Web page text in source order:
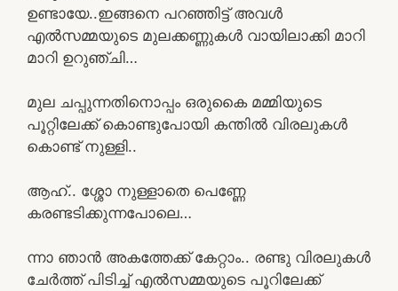
ഉണ്ടായേ..ഇങ്ങനെ പറഞ്ഞിട്ട് അവൾ
എൽസമ്മയുടെ മുലക്കണ്ണുകൾ വായിലാക്കി മാറി
മാറി ഉറുഞ്ചി…
മുല ചപ്പുന്നതിനൊപ്പം ഒരുകൈ മമ്മിയുടെ
പൂറ്റിലേക്ക് കൊണ്ടുപോയി കന്തിൽ വിരലുകൾ
കൊണ്ട് നുള്ളി..
ആഹ്.. ശ്ശോ നുള്ളാതെ പെണ്ണേ
കരണ്ടടിക്കുന്നപോലെ…
ന്നാ ഞാൻ അകത്തേക്ക് കേറ്റാം.. രണ്ടു വിരലുകൾ
ചേർത്ത് പിടിച്ച് എൽസമ്മയുടെ പൂറിലേക്ക്